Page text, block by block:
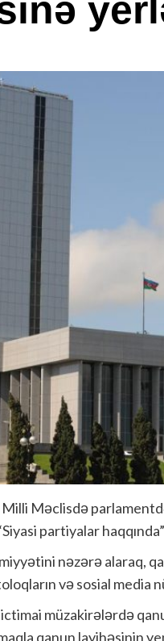
Məclisdə
partiyalar
nəzərə alaraq,
və sosial
müzakirələrdə
qanun layihəsinin